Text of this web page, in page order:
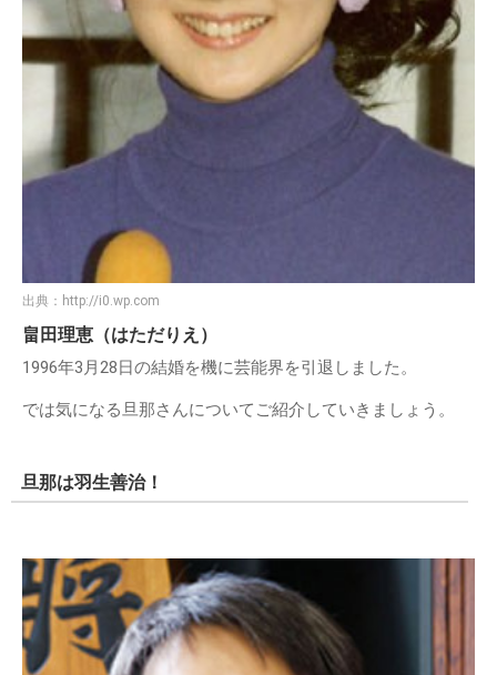
出典： http://i0.wp.com
畠田理恵（はただりえ）
1996年3月28日の結婚を機に芸能界を引退しました。
では気になる旦那さんについてご紹介していきましょう。
旦那は羽生善治！